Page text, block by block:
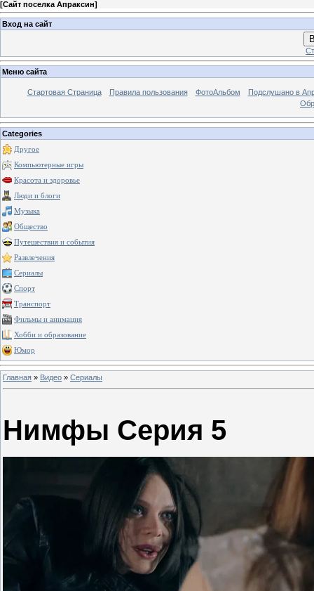
[Сайт поселка Апраксин]
Вход на сайт
Меню сайта
Стартовая Страница Правила пользования ФотоАльбом
Подслушано в
Categories
Другое
Компьютерные игры
Красота и здоровье
Люди и блоги
Музыка
Общество
Путешествия и события
Развлечения
Сериалы
Спорт
Транспорт
Фильмы и анимация
Хобби и образование
Юмор
Главная » Видео » Сериалы
Нимфы Серия 5